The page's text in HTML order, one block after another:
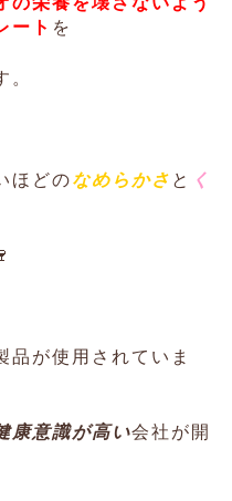
ート を
。
ほどのなめらかさ と く
品が使用されていま
康意識が高い会社が開